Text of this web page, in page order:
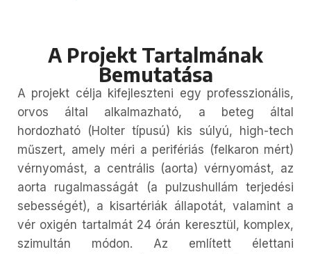
A Projekt Tartalmának
Bemutatása
A projekt célja kifejleszteni egy professzionális,
orvos által alkalmazható, a beteg által
hordozható (Holter típusú) kis súlyú, high-tech
műszert, amely méri a perifériás (felkaron mért)
vérnyomást, a centrális (aorta) vérnyomást, az
aorta rugalmasságát (a pulzushullám terjedési
sebességét), a kisartériák állapotát, valamint a
vér oxigén tartalmát 24 órán keresztül, komplex,
szimultán módon. Az említett élettani